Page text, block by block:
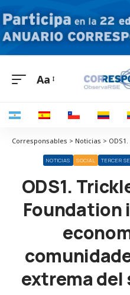
Aa
NOTICIAS SOCIAL TERCER
ODS1.
Foundation
extrema del